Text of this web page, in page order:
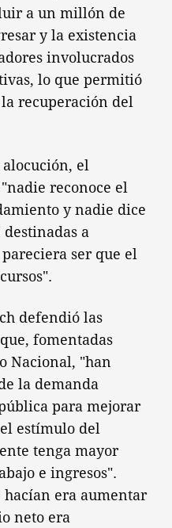
a un millón de
y la existencia
involucrados
lo que permitió
recuperación del
el
reconoce el
y nadie dice
a
ser que el
defendió las
fomentadas
Nacional, "han
la demanda
para mejorar
estímulo del
tenga mayor
e ingresos".
hacían era aumentar
neto era